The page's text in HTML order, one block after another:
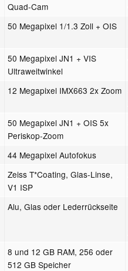
Quad-Cam
50 Megapixel 1/1.3 Zoll + OIS
50 Megapixel JN1 + VIS
Ultraweitwinkel
12 Megapixel IMX663 2x Zoom
50 Megapixel JN1 + OIS 5x
Periskop-Zoom
44 Megapixel Autofokus
Zeiss T*Coating, Glas-Linse,
V1 ISP
Alu, Glas oder Lederrückseite
8 und 12 GB RAM, 256 oder
512 GB Speicher